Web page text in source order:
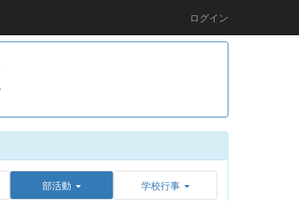
ログイン
部活動 学校行事